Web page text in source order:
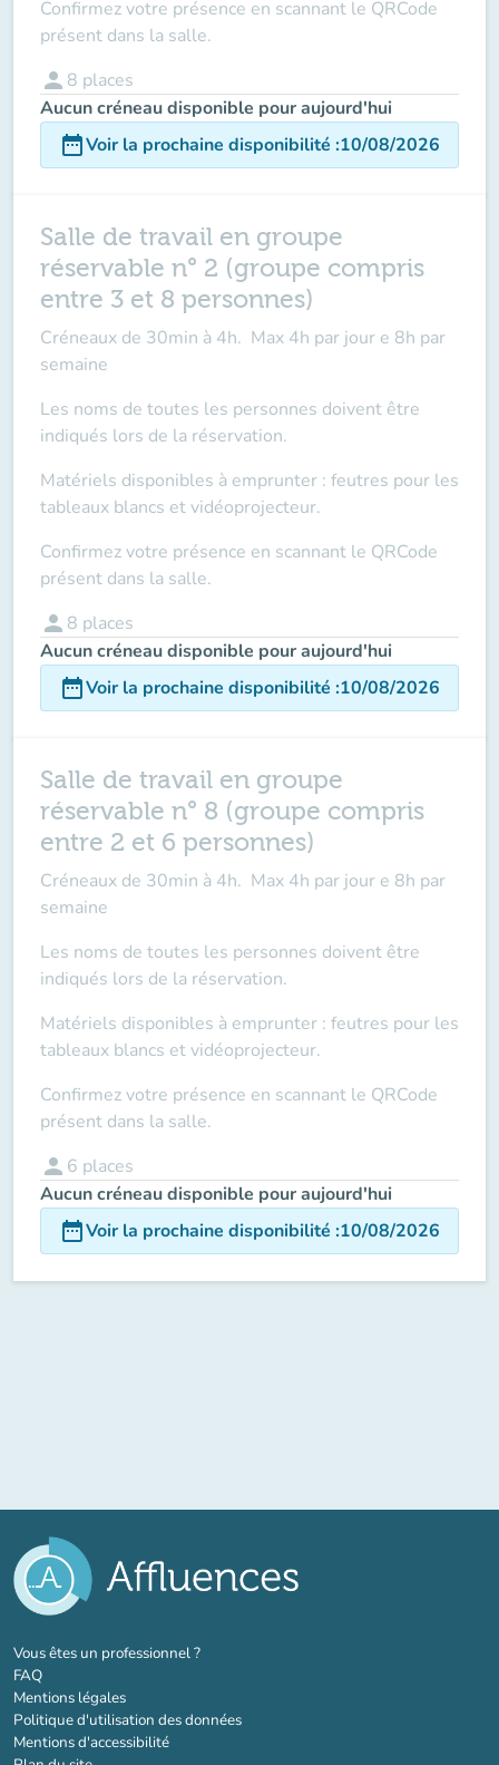
Confirmez votre présence en scannant le QRCode
présent dans la salle.
person 8 places
Aucun créneau disponible pour aujourd'hui
date_rangeVoir la prochaine disponibilité :10/08/2026
Salle de travail en groupe
réservable n° 2 (groupe compris
entre 3 et 8 personnes)
Créneaux de 30min à 4h. Max 4h par jour e 8h par
semaine
Les noms de toutes les personnes doivent être
indiqués lors de la réservation.
Matériels disponibles à emprunter : feutres pour les
tableaux blancs et vidéoprojecteur.
Confirmez votre présence en scannant le QRCode
présent dans la salle.
person 8 places
Aucun créneau disponible pour aujourd'hui
date_rangeVoir la prochaine disponibilité :10/08/2026
Salle de travail en groupe
réservable n° 8 (groupe compris
entre 2 et 6 personnes)
Créneaux de 30min à 4h. Max 4h par jour e 8h par
semaine
Les noms de toutes les personnes doivent être
indiqués lors de la réservation.
Matériels disponibles à emprunter : feutres pour les
tableaux blancs et vidéoprojecteur.
Confirmez votre présence en scannant le QRCode
présent dans la salle.
person 6 places
Aucun créneau disponible pour aujourd'hui
date_rangeVoir la prochaine disponibilité :10/08/2026
Vous êtes un professionnel ?(nouvel onglet)
FAQ
Mentions légales
Politique d'utilisation des données
Mentions d'accessibilité